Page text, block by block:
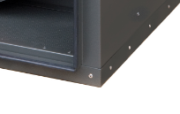
lighting and
electrical
material for
each project